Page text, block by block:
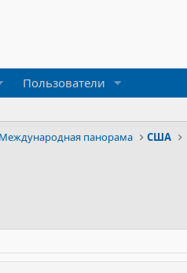
Пользователи
Международная панорама США